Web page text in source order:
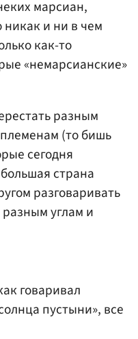
марсиан,
никак и ни в чем
как-то
«немарсианские»
разным
(то бишь
сегодня
страна
разговаривать
углам и
говаривал
пустыни», все